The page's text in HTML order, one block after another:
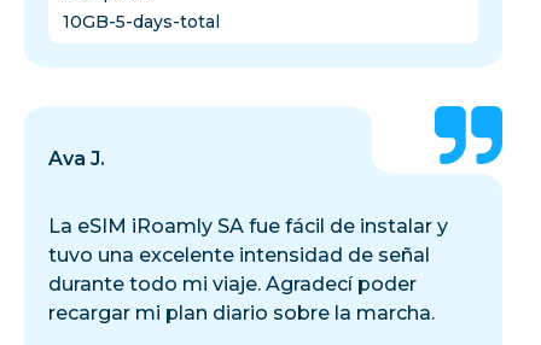
10GB-5-days-total
Ava J.
La eSIM iRoamly SA fue fácil de instalar y
tuvo una excelente intensidad de señal
durante todo mi viaje. Agradecí poder
recargar mi plan diario sobre la marcha.